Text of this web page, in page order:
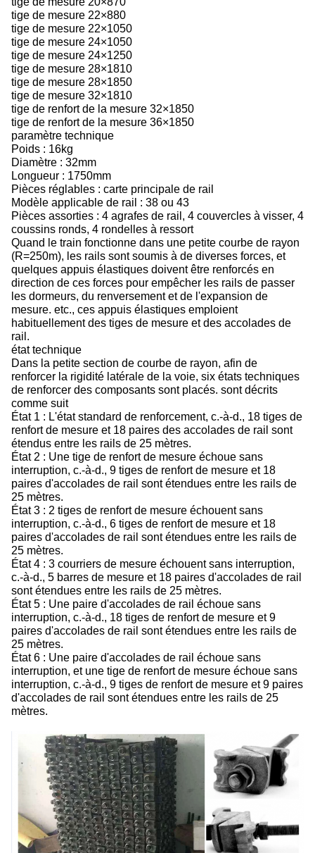
tige de mesure 22×880
tige de mesure 22×1050
tige de mesure 24×1050
tige de mesure 24×1250
tige de mesure 28×1810
tige de mesure 28×1850
tige de mesure 32×1810
tige de renfort de la mesure 32×1850
tige de renfort de la mesure 36×1850
paramètre technique
Poids : 16kg
Diamètre : 32mm
Longueur : 1750mm
Pièces réglables : carte principale de rail
Modèle applicable de rail : 38 ou 43
Pièces assorties : 4 agrafes de rail, 4 couvercles à visser, 4
coussins ronds, 4 rondelles à ressort
Quand le train fonctionne dans une petite courbe de rayon
(R=250m), les rails sont soumis à de diverses forces, et
quelques appuis élastiques doivent être renforcés en
direction de ces forces pour empêcher les rails de passer
les dormeurs, du renversement et de l'expansion de
mesure. etc., ces appuis élastiques emploient
habituellement des tiges de mesure et des accolades de
rail.
état technique
Dans la petite section de courbe de rayon, afin de
renforcer la rigidité latérale de la voie, six états techniques
de renforcer des composants sont placés. sont décrits
comme suit
État 1 : L'état standard de renforcement, c.-à-d., 18 tiges de
renfort de mesure et 18 paires des accolades de rail sont
étendus entre les rails de 25 mètres.
État 2 : Une tige de renfort de mesure échoue sans
interruption, c.-à-d., 9 tiges de renfort de mesure et 18
paires d'accolades de rail sont étendues entre les rails de
25 mètres.
État 3 : 2 tiges de renfort de mesure échouent sans
interruption, c.-à-d., 6 tiges de renfort de mesure et 18
paires d'accolades de rail sont étendues entre les rails de
25 mètres.
État 4 : 3 courriers de mesure échouent sans interruption,
c.-à-d., 5 barres de mesure et 18 paires d'accolades de rail
sont étendues entre les rails de 25 mètres.
État 5 : Une paire d'accolades de rail échoue sans
interruption, c.-à-d., 18 tiges de renfort de mesure et 9
paires d'accolades de rail sont étendues entre les rails de
25 mètres.
État 6 : Une paire d'accolades de rail échoue sans
interruption, et une tige de renfort de mesure échoue sans
interruption, c.-à-d., 9 tiges de renfort de mesure et 9 paires
d'accolades de rail sont étendues entre les rails de 25
mètres.